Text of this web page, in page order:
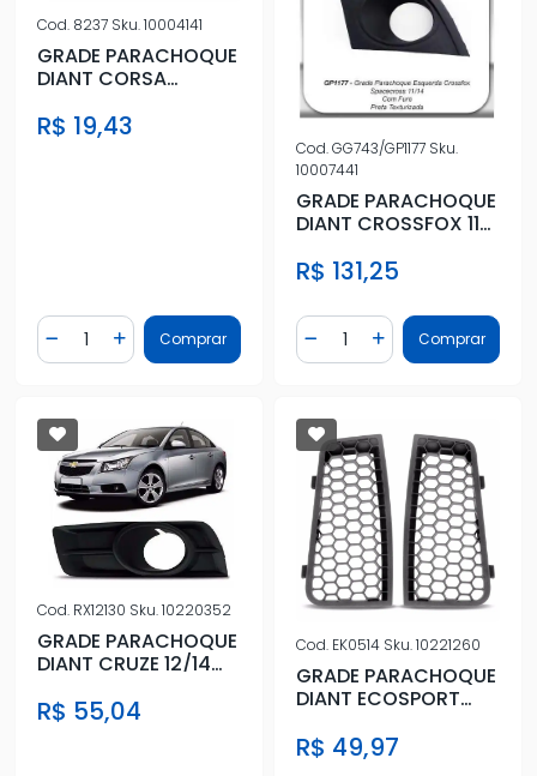
Cod. 8237 Sku.10004141
GRADE PARACHOQUE
DIANT CORSA
FAROLETE
R$ 19,43
Diminuir Quantidade
Quantidade
Adicionar Quantidade
Comprar
Cod.GG743/GP1177 Sku.
10007441
GRADE PARACHOQUE
DIANT CROSSFOX 11/
R$ 131,25
Diminuir Quantidade
Quantidade
AdicionarComprar
Cod. RX12130 Sku.10220352
GRADE PARACHOQUE
DIANT CRUZE 12/14
PRETA SEDA
R$ 55,04
Cod. EK0514 Sku.10221260
GRADE PARACHOQUE
DIANT ECOSPORT
R$ 49,97